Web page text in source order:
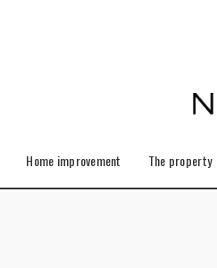
Home improvement The property